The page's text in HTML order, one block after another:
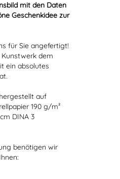
mit den Daten
Geschenkidee zur
für Sie angefertigt!
dem
ein absolutes
auf
190 g/m²
DINA 3
benötigen wir